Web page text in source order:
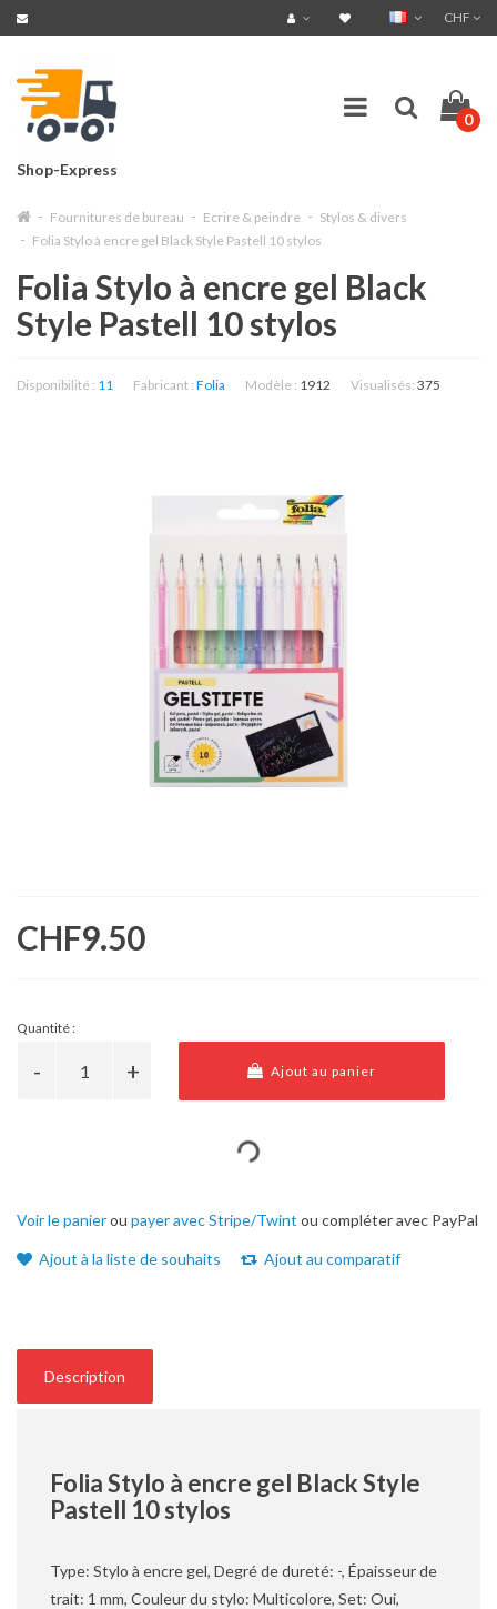
CHF
Shop-Express
0
Fournitures de bureau Ecrire & peindre
Stylos & divers
Folia Stylo à encre gel Black Style Pastell 10 stylos
Folia Stylo à encre gel Black
Style Pastell 10 stylos
Disponibilité : 11 Fabricant : Folia Modèle : 1912 Visualisés: 375
CHF9.50
Quantité :
Ajout au panier
Voir le panierou payer avec Stripe/Twint ou compléter avec PayPal
Ajout à la liste de souhaits Ajout au comparatif
Description
Folia Stylo à encre gel Black Style
Pastell 10 stylos
Type: Stylo à encre gel, Degré de dureté: -, Épaisseur de
trait: 1 mm, Couleur du stylo: Multicolore, Set: Oui,